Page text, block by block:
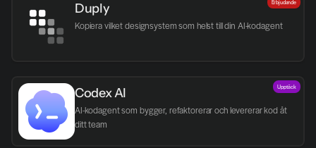
Duply
Kopiera vilket designsystem som helst till din AI-kodagent
Erbjudande
Codex AI
AI-kodagent som bygger, refaktorerar och levererar kod åt
ditt team
Upptäck